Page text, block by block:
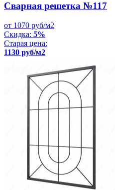
Сварная решетка №117
от 1070 руб/м2
Скидка: 5%
Старая цена:
1130 руб/м2